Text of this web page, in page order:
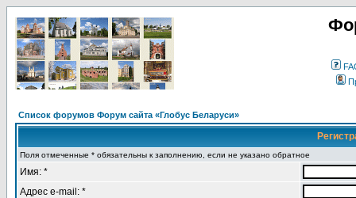
Список форумов Форум сайта «Глобус Беларуси»
Поля отмеченные * обязательны к заполнению, если не указано обратное
Имя: *
Адрес e-mail: *